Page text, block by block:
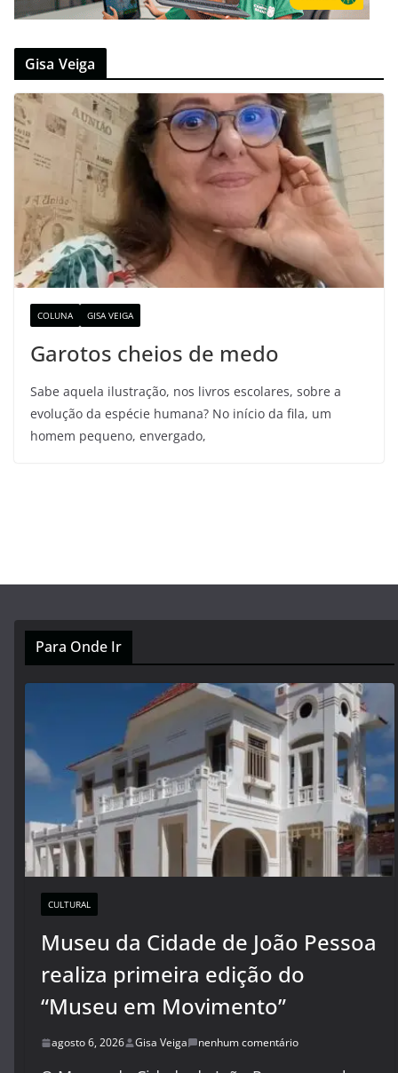
Gisa Veiga
COLUNA GISA VEIGA
Garotos cheios de medo
Sabe aquela ilustração, nos livros escolares, sobre a
evolução da espécie humana? No início da fila, um
homem pequeno, envergado,
Para Onde Ir
CULTURAL
Museu da Cidade de João Pessoa
realiza primeira edição do
“Museu em Movimento”
agosto 6, 2026 Gisa Veiga nenhum comentário